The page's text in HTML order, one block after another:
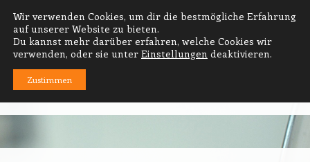
PRODUKT- UND GRAFIKDESIGN
thomas häse · diplom-designer
MENÜ
Wir verwenden Cookies, um dir die bestmögliche Erfahrung
auf unserer Website zu bieten.
Du kannst mehr darüber erfahren, welche Cookies wir
verwenden, oder sie unter Einstellungen deaktivieren.
Zustimmen